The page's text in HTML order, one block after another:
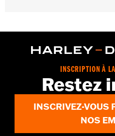
WARRANTY:1 year limited
for full details
INSCRIPTION À
Restez
INSCRIVEZ-VOUS
NOS